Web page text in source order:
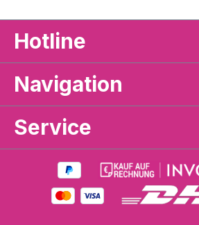
Hotline
Navigation
Service